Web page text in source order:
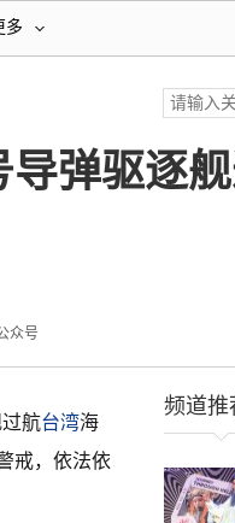
多
弹驱逐
众号
航台湾海
戒，依法依
频道推